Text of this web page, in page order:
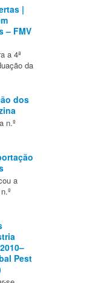
|
– FMV
a 4ª
da
dos
n.º
a
Pest